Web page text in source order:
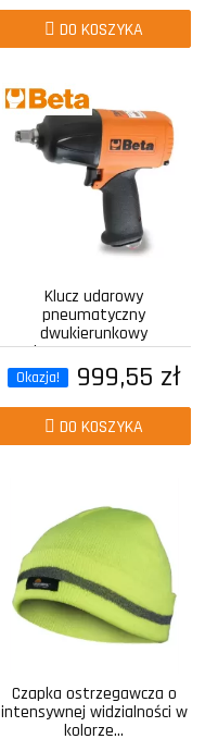
DO KOSZYKA
Klucz udarowy
pneumatyczny
dwukierunkowy
kompozytowy z...
Okazja! 999,55 zł
DO KOSZYKA
Czapka ostrzegawcza o
intensywnej widzialności w
kolorze...